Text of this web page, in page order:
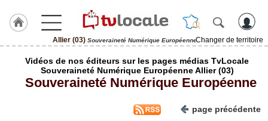
Allier (03) Souveraineté Numérique EuropéenneChanger de territoire
J'adhèreVidéos de nos éditeurs sur les pages médias TvLocale
Souveraineté Numérique Européenne Allier (03)
Souveraineté Numérique Européenne
page précédente